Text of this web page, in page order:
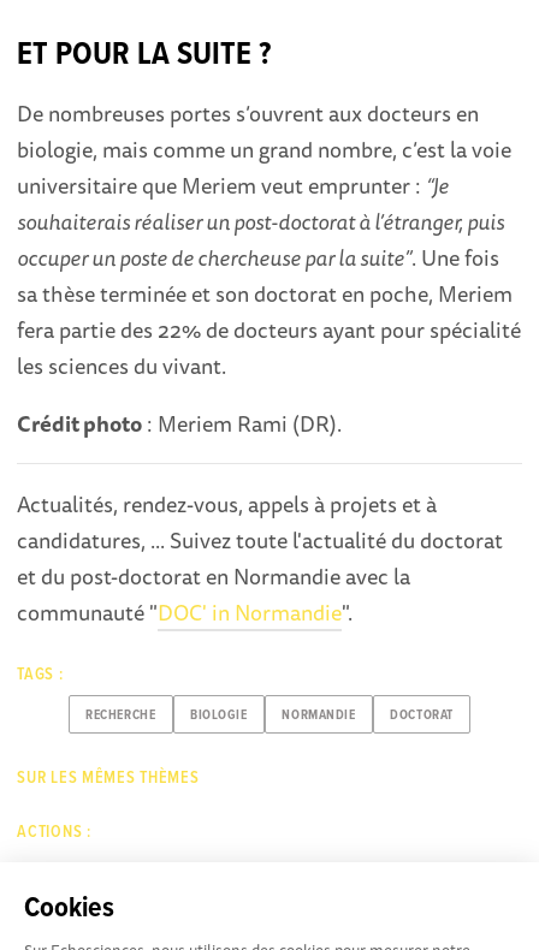
Cookies
ET POUR LA SUITE ?
De nombreuses portes s’ouvrent aux docteurs en
biologie, mais comme un grand nombre, c’est la voie
universitaire que Meriem veut emprunter : “Je
souhaiterais réaliser un post-doctorat à l’étranger, puis
occuper un poste de chercheuse par la suite”. Une fois
sa thèse terminée et son doctorat en poche, Meriem
fera partie des 22% de docteurs ayant pour spécialité
les sciences du vivant.
Crédit photo: Meriem Rami (DR).
Actualités, rendez-vous, appels à projets et à
candidatures, ... Suivez toute l'actualité du doctorat
et du post-doctorat en Normandie avec la
communauté "DOC' in Normandie".
TAGS :
RECHERCHE BIOLOGIE NORMANDIE DOCTORAT
SUR LES MÊMES THÈMES
ACTIONS :
SIGNALER